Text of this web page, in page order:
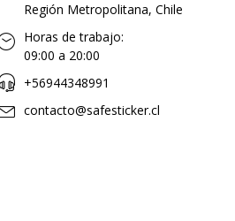
Región Metropolitana, Chile
Horas de trabajo:
09:00 a 20:00
+56944348991
contacto@safesticker.cl